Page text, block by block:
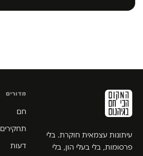
עיתונות עצמאית חוקרת. בלי
פרסומות, בלי בעלי הון, בלי
מדורים
חם
תחקירים
דעות